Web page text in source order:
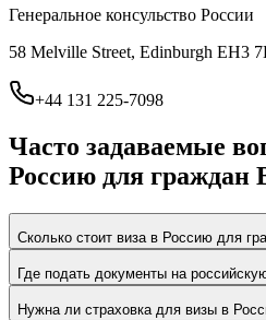
Генеральное консульство России
58 Melville Street, Edinburgh EH3
+44 131 225-7098
Часто задаваемые
Россию для граждан
Сколько стоит виза в Россию для
Где подать документы на
Нужна ли страховка для визы в